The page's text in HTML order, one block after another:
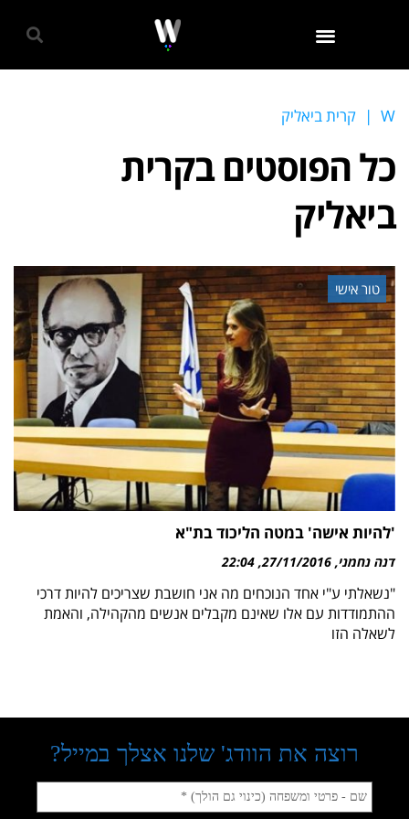
W
| קרית ביאליק
כל הפוסטים בקרית
ביאליק
טור אישי
'להיות אישה' במטה הליכוד בת"א
דנה נחמני 27/11/2016
22:04
"נשאלתי ע"י אחד הנוכחים מה אני חושבת שצריכים להיות דרכי
ההתמודדות עם אלו שאינם מקבלים אנשים מהקהילה, והאמת
לשאלה הזו